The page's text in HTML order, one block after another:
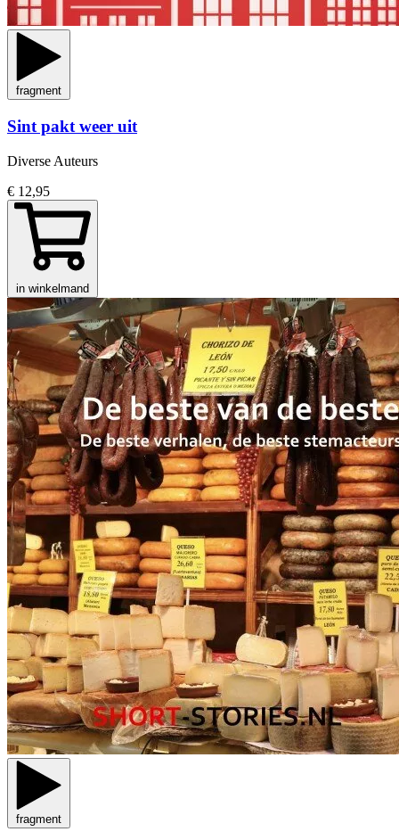
fragment
Sint pakt weer uit
Diverse Auteurs
€ 12,95
in winkelmand
fragment